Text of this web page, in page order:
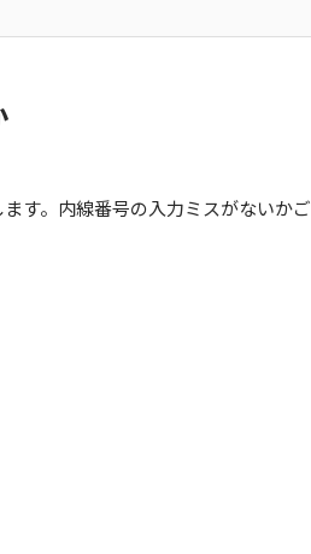
す。内線番号の入力ミスがないかご